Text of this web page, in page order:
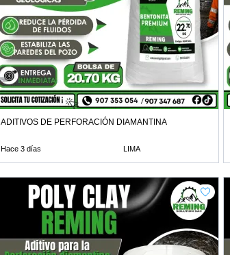
ADITIVOS DE PERFORACIÓN DIAMANTINA
Hace 3 días LIMA